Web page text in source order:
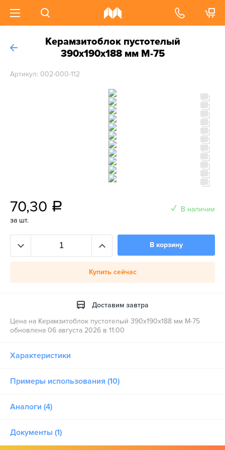
Керамзитоблок пустотелый
390x190x188 мм М-75
Артикул: 002-000-112
70,30 a
за шт.
В наличии
В корзину
Купить сейчас
Доставим завтра
Цена на Керамзитоблок пустотелый 390x190x188 мм М-75
обновлена 06 августа 2026 в 11:00
Характеристики
Примеры использования (10)
Аналоги (4)
Документы (1)